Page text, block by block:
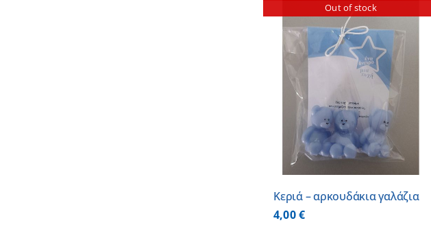
Out of stock
Κεριά – αρκουδάκια γαλάζια
4,00€
ΠΡΟΣΘΗΚΗ ΣΤΟ ΚΑΛΑΘΙ
ΛΕΠΤΟΜΕΡΕΙΕΣ